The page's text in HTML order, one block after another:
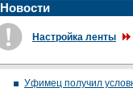
Новости
Настройка ленты
Уфимец получил